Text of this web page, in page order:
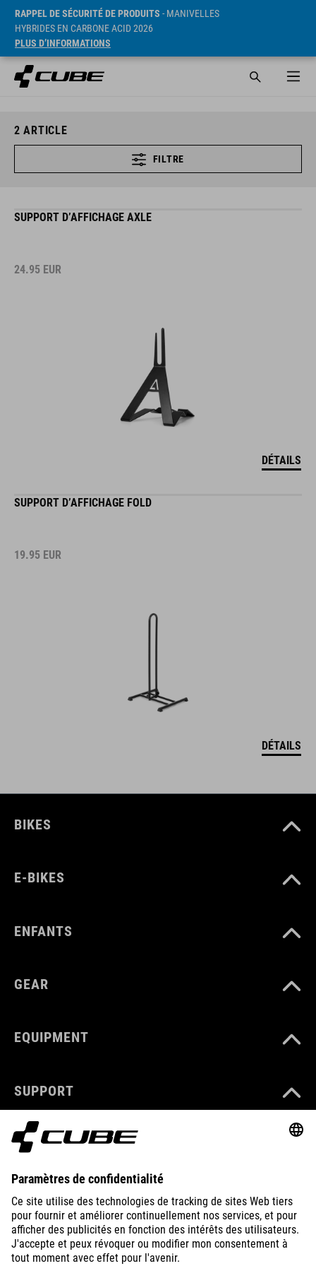
RAPPEL DE SÉCURITÉ DE PRODUITS - MANIVELLES
HYBRIDES EN CARBONE ACID 2026
PLUS D’INFORMATIONS
2 ARTICLE
FILTRE
SUPPORT D’AFFICHAGE AXLE
24.95 EUR
DÉTAILS
SUPPORT D’AFFICHAGE FOLD
19.95 EUR
DÉTAILS
BIKES
E-BIKES
ENFANTS
GEAR
EQUIPMENT
SUPPORT
ABOUT US
EXPLORE